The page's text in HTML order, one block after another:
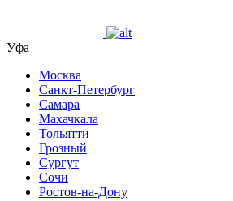
Уфа
Москва
Санкт-Петербург
Самара
Махачкала
Тольятти
Грозный
Сургут
Сочи
Ростов-на-Дону